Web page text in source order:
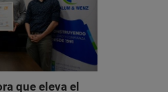
que eleva el